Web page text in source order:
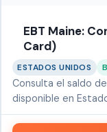
EBT Maine:
Card)
ESTADOS UNIDOS
Consulta el saldo
disponible en